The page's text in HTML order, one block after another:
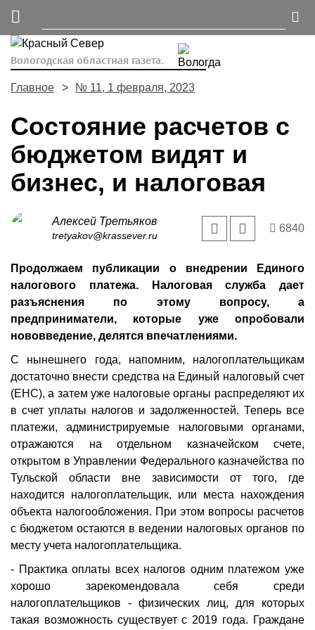
Вологодская областная газета.
Главное № 11, 1 февраля, 2023
Состояние расчетов с
бюджетом видят и
бизнес, и налоговая
Алексей Третьяков
tretyakov@krassever.ru
6840
Продолжаем публикации о внедрении Единого
налогового платежа. Налоговая служба дает
разъяснения по этому вопросу, а
предприниматели, которые уже опробовали
нововведение, делятся впечатлениями.
С нынешнего года, напомним, налогоплательщикам
достаточно внести средства на Единый налоговый счет
(ЕНС), а затем уже налоговые органы распределяют их
в счет уплаты налогов и задолженностей. Теперь все
платежи, администрируемые налоговыми органами,
отражаются на отдельном казначейском счете,
открытом в Управлении Федерального казначейства по
Тульской области вне зависимости от того, где
находится налогоплательщик, или места нахождения
объекта налогообложения. При этом вопросы расчетов
с бюджетом остаются в ведении налоговых органов по
месту учета налогоплательщика.
- Практика оплаты всех налогов одним платежом уже
хорошо зарекомендовала себя среди
налогоплательщиков - физических лиц, для которых
такая возможность существует с 2019 года. Граждане